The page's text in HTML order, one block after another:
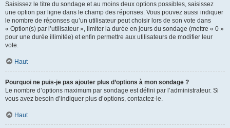
Saisissez le titre du sondage et au moins deux options possibles, saisissez
une option par ligne dans le champ des réponses. Vous pouvez aussi indiquer
le nombre de réponses qu’un utilisateur peut choisir lors de son vote dans
« Option(s) par l’utilisateur », limiter la durée en jours du sondage (mettre « 0 »
pour une durée illimitée) et enfin permettre aux utilisateurs de modifier leur
vote.
Haut
Pourquoi ne puis-je pas ajouter plus d’options à mon sondage ?
Le nombre d’options maximum par sondage est défini par l’administrateur. Si
vous avez besoin d’indiquer plus d’options, contactez-le.
Haut